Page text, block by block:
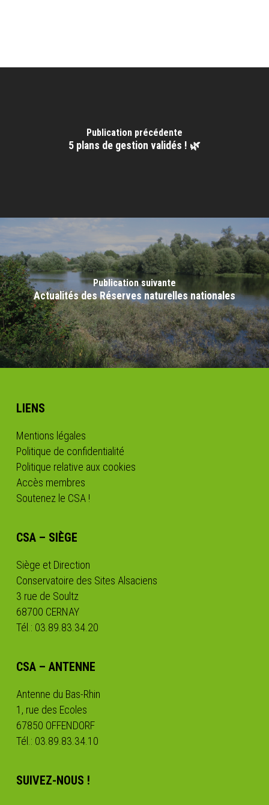
Publication précédente
5 plans de gestion validés ! 🌿
Publication suivante
Actualités des Réserves naturelles nationales
LIENS
Mentions légales
Politique de confidentialité
Politique relative aux cookies
Accès membres
Soutenez le CSA !
CSA – SIÈGE
Siège et Direction
Conservatoire des Sites Alsaciens
3 rue de Soultz
68700 CERNAY
Tél.: 03.89.83.34.20
CSA – ANTENNE
Antenne du Bas-Rhin
1, rue des Ecoles
67850 OFFENDORF
Tél.: 03.89.83.34.10
SUIVEZ-NOUS !